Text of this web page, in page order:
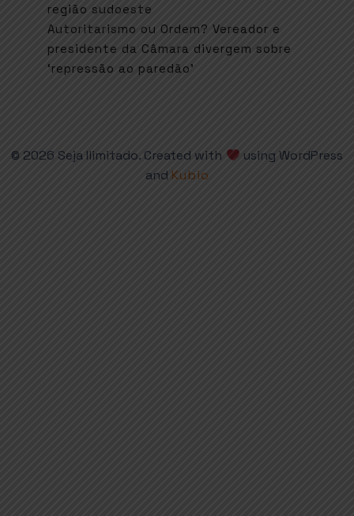
região sudoeste
Autoritarismo ou Ordem? Vereador e
presidente da Câmara divergem sobre
‘repressão ao paredão’
© 2026 Seja Ilimitado. Created with
using WordPress
and Kubio